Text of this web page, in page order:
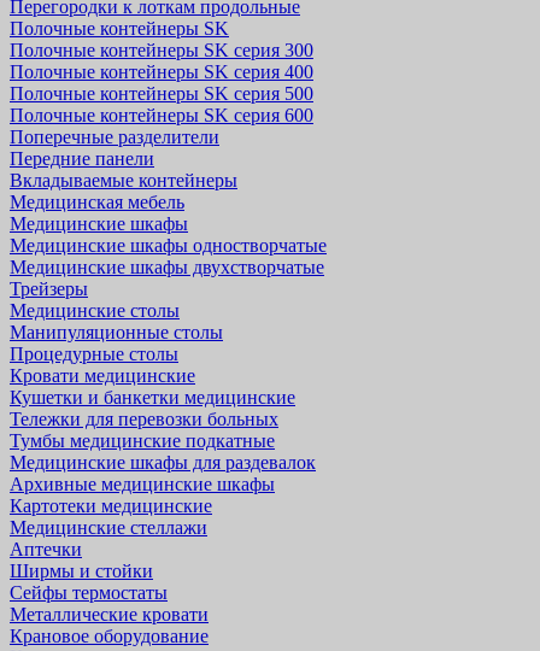
Перегородки к лоткам продольные
Полочные контейнеры SK
Полочные контейнеры SK серия 300
Полочные контейнеры SK серия 400
Полочные контейнеры SK серия 500
Полочные контейнеры SK серия 600
Поперечные разделители
Передние панели
Вкладываемые контейнеры
Медицинская мебель
Медицинские шкафы
Медицинские шкафы одностворчатые
Медицинские шкафы двухстворчатые
Трейзеры
Медицинские столы
Манипуляционные столы
Процедурные столы
Кровати медицинские
Кушетки и банкетки медицинские
Тележки для перевозки больных
Тумбы медицинские подкатные
Медицинские шкафы для раздевалок
Архивные медицинские шкафы
Картотеки медицинские
Медицинские стеллажи
Аптечки
Ширмы и стойки
Сейфы термостаты
Металлические кровати
Крановое оборудование